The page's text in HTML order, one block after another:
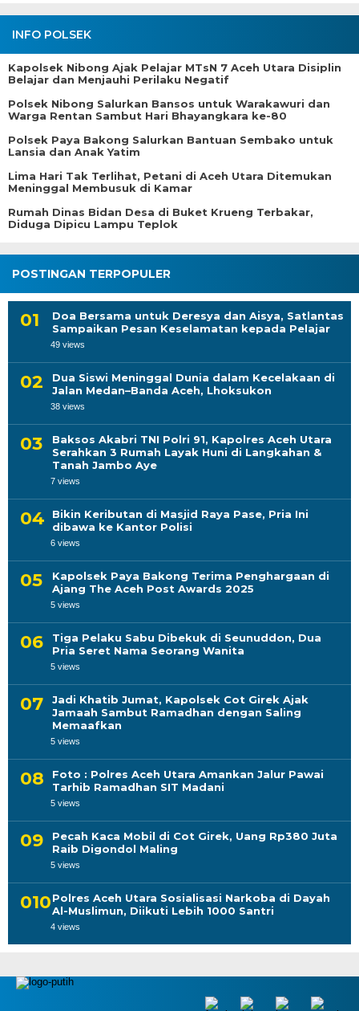
INFO POLSEK
Kapolsek Nibong Ajak Pelajar MTsN 7 Aceh Utara Disiplin
Belajar dan Menjauhi Perilaku Negatif
Polsek Nibong Salurkan Bansos untuk Warakawuri dan
Warga Rentan Sambut Hari Bhayangkara ke-80
Polsek Paya Bakong Salurkan Bantuan Sembako untuk
Lansia dan Anak Yatim
Lima Hari Tak Terlihat, Petani di Aceh Utara Ditemukan
Meninggal Membusuk di Kamar
Rumah Dinas Bidan Desa di Buket Krueng Terbakar,
Diduga Dipicu Lampu Teplok
POSTINGAN TERPOPULER
Doa Bersama untuk Deresya dan Aisya, Satlantas
Sampaikan Pesan Keselamatan kepada Pelajar
49 views
Dua Siswi Meninggal Dunia dalam Kecelakaan di
Jalan Medan–Banda Aceh, Lhoksukon
38 views
Baksos Akabri TNI Polri 91, Kapolres Aceh Utara
Serahkan 3 Rumah Layak Huni di Langkahan &
Tanah Jambo Aye
7 views
Bikin Keributan di Masjid Raya Pase, Pria Ini
dibawa ke Kantor Polisi
6 views
Kapolsek Paya Bakong Terima Penghargaan di
Ajang The Aceh Post Awards 2025
5 views
Tiga Pelaku Sabu Dibekuk di Seunuddon, Dua
Pria Seret Nama Seorang Wanita
5 views
Jadi Khatib Jumat, Kapolsek Cot Girek Ajak
Jamaah Sambut Ramadhan dengan Saling
Memaafkan
5 views
Foto : Polres Aceh Utara Amankan Jalur Pawai
Tarhib Ramadhan SIT Madani
5 views
Pecah Kaca Mobil di Cot Girek, Uang Rp380 Juta
Raib Digondol Maling
5 views
Polres Aceh Utara Sosialisasi Narkoba di Dayah
Al-Muslimun, Diikuti Lebih 1000 Santri
4 views